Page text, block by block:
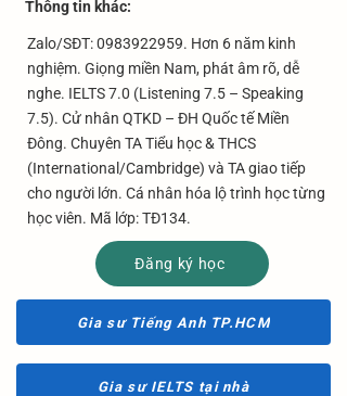
​Thông tin khác:
Zalo/SĐT:0983922959. Hơn 6 năm kinh
nghiệm. Giọng miền Nam, phát âm rõ, dễ
nghe. IELTS 7.0 (Listening 7.5 – Speaking
7.5). Cử nhân QTKD – ĐH Quốc tế Miền
Đông. Chuyên TA Tiểu học & THCS
(International/Cambridge) và TA giao tiếp
cho người lớn. Cá nhân hóa lộ trình học từng
học viên. Mã lớp: TĐ134.
Đăng ký học
Gia sư Tiếng Anh TP.HCM
Gia sư IELTS tại nhà